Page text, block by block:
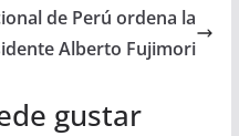
de Perú ordena la
Alberto Fujimori
gustar